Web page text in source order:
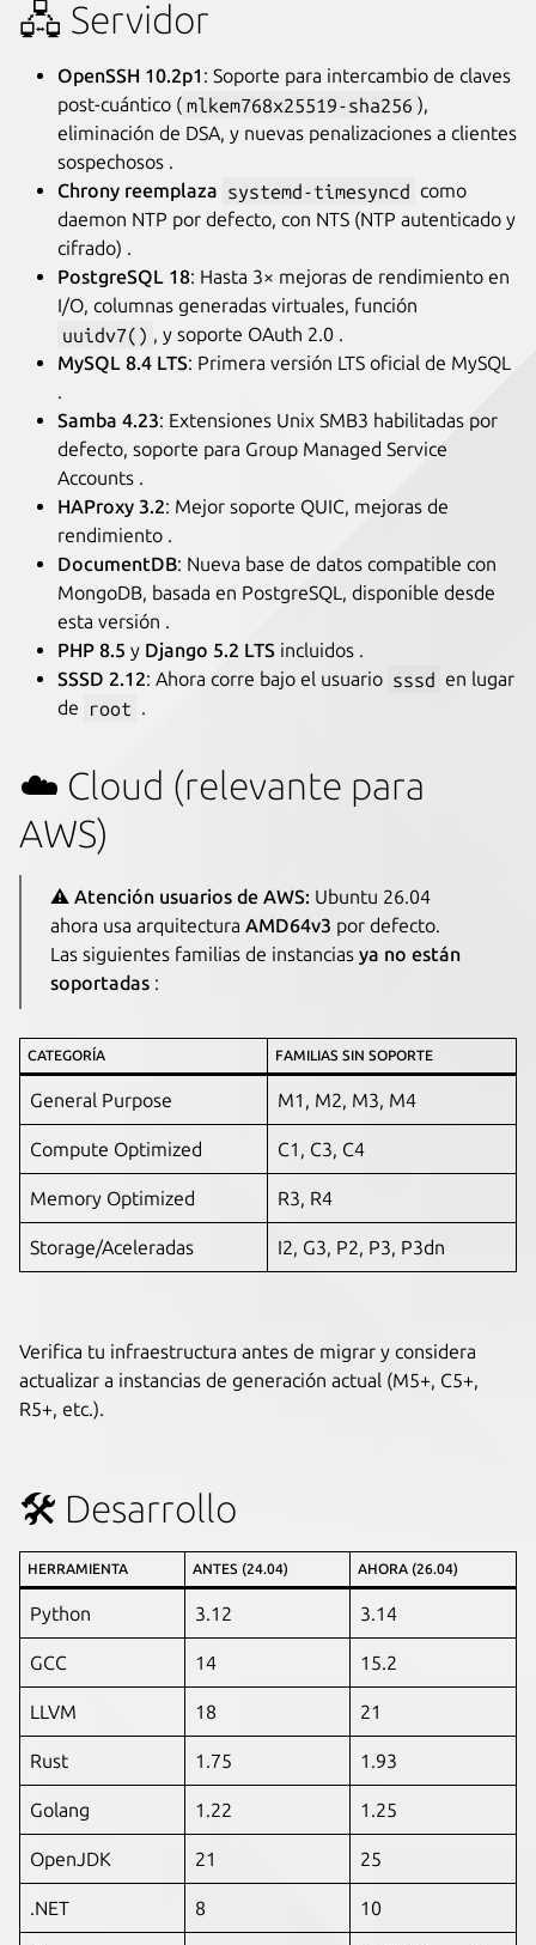
🖧 Servidor
OpenSSH 10.2p1 : Soporte para intercambio de claves
post-cuántico ( mlkem768x25519-sha256 ),
eliminación de DSA, y nuevas penalizaciones a clientes
sospechosos .
Chrony reemplaza systemd-timesyncd como
daemon NTP por defecto, con NTS (NTP autenticado y
cifrado) .
PostgreSQL 18: Hasta 3× mejoras de rendimiento en
I/O, columnas generadas virtuales, función
uuidv7() , y soporte OAuth 2.0 .
MySQL 8.4 LTS: Primera versión LTS oficial de MySQL
.
Samba 4.23: Extensiones Unix SMB3 habilitadas por
defecto, soporte para Group Managed Service
Accounts .
HAProxy 3.2: Mejor soporte QUIC, mejoras de
rendimiento .
DocumentDB: Nueva base de datos compatible con
MongoDB, basada en PostgreSQL, disponible desde
esta versión .
PHP 8.5 y Django 5.2 LTS incluidos .
SSSD 2.12: Ahora corre bajo el usuario sssd en lugar
de
root .
☁️ Cloud (relevante para
AWS)
⚠️ Atención usuarios de AWS: Ubuntu 26.04
ahora usa arquitectura AMD64v3 por defecto.
Las siguientes familias de instancias ya no están
soportadas :
CATEGORÍA FAMILIAS SIN SOPORTE
General Purpose M1, M2, M3, M4
Compute Optimized C1, C3, C4
Memory Optimized R3, R4
Storage/Aceleradas I2, G3, P2, P3, P3dn
Verifica tu infraestructura antes de migrar y considera
actualizar a instancias de generación actual (M5+, C5+,
R5+, etc.).
🛠️ Desarrollo
HERRAMIENTA ANTES (24.04) AHORA (26.04)
Python 3.12 3.14
GCC 14 15.2
LLVM 18 21
Rust 1.75 1.93
Golang 1.22 1.25
OpenJDK 21 25
.NET 8 10